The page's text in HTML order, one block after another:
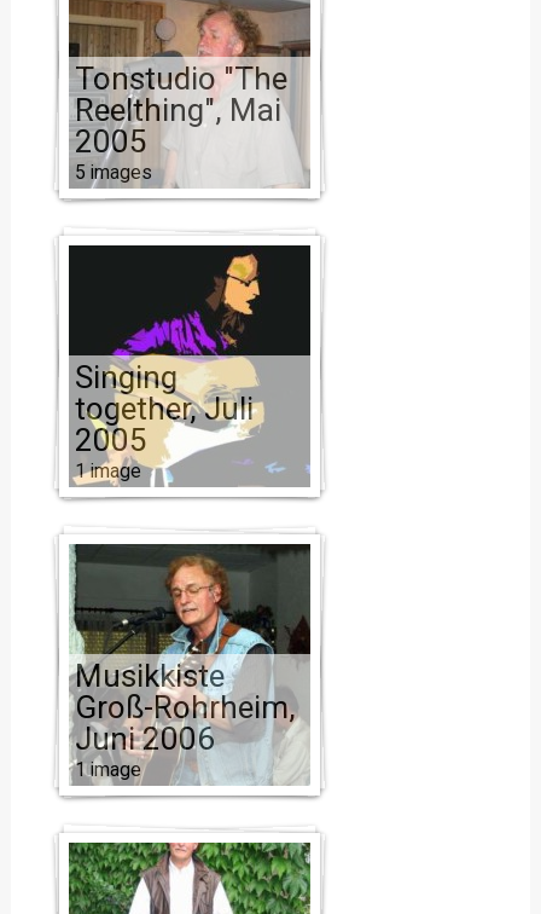
Tonstudio "The
Reelthing", Mai
2005
5 images
Singing
together, Juli
2005
1 image
Musikkiste
Groß-Rohrheim,
Juni 2006
1 image